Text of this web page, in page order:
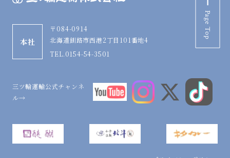
本社
〒084-0914
北海道釧路市西港2丁目101番地4
TEL.0154-54-3501
三ツ輪運輸公式チャンネ
ル→
Page Top